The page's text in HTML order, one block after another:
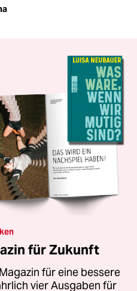
für Zukunft
für eine bessere
vier Ausgaben für